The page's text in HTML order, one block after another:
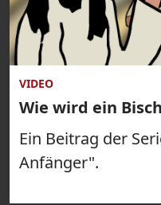
VIDEO
Wie wird ein
Ein Beitrag der
Anfänger".